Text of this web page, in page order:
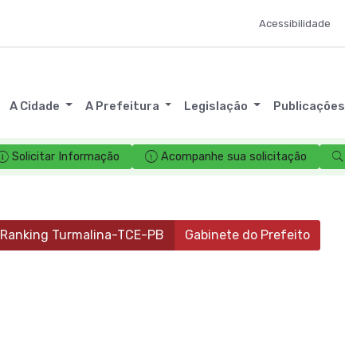
Acessibilidade
A Cidade A Prefeitura Legislação Publicações
Solicitar Informação Acompanhe sua solicitação
Ranking Turmalina-TCE-PB Gabinete do Prefeito